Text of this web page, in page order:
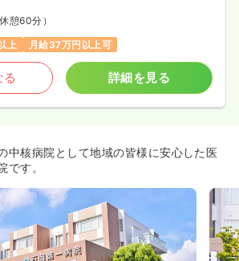
休憩60分）
上 月給37万円以上可
る 詳細を見る
中核病院として地域の皆様に安心した医
です。